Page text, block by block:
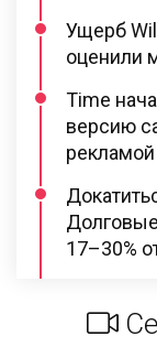
Ущерб
оценили
Time
версию
рекламой
17–30%